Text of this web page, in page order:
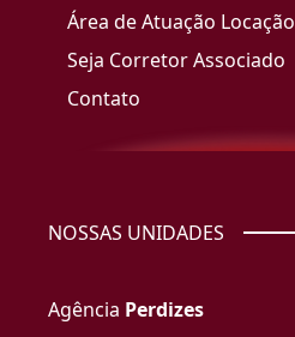
Área de Atuação Locação
Seja Corretor Associado
Contato
NOSSAS UNIDADES
Agência Perdizes